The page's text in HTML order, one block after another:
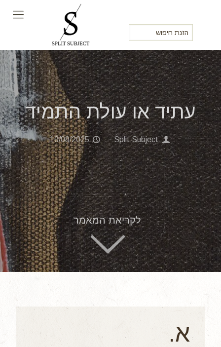
עתיד או עולת התמיד
Split Subject
10/08/2025
א.